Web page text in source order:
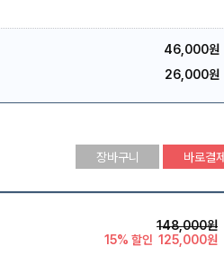
46,000원
26,000원
장바구니 바로결제
148,000원
15% 할인 125,000원